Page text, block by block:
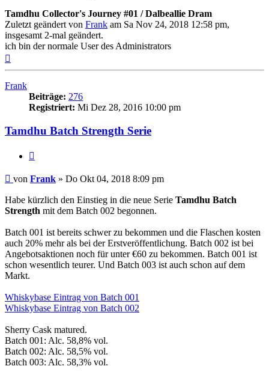
Tamdhu Collector's Journey #01 / Dalbeallie Dram
Zuletzt geändert von Frank am Sa Nov 24, 2018 12:58 pm,
insgesamt 2-mal geändert.
ich bin der normale User des Administrators
oben
Frank
Beiträge: 276
Registriert: Mi Dez 28, 2016 10:00 pm
Tamdhu Batch Strength Serie
Beitrag
von Frank » Do Okt 04, 2018 8:09 pm
Habe kürzlich den Einstieg in die neue Serie Tamdhu Batch
Strength mit dem Batch 002 begonnen.
Batch 001 ist bereits schwer zu bekommen und die Flaschen kosten
auch 20% mehr als bei der Erstveröffentlichung. Batch 002 ist bei
Angebotsaktionen noch für unter €60 zu bekommen. Batch 001 ist
schon wesentlich teurer. Und Batch 003 ist auch schon auf dem
Markt.
Whiskybase Eintrag von Batch 001
Whiskybase Eintrag von Batch 002
Sherry Cask matured.
Batch 001: Alc. 58,8% vol.
Batch 002: Alc. 58,5% vol.
Batch 003: Alc. 58,3% vol.